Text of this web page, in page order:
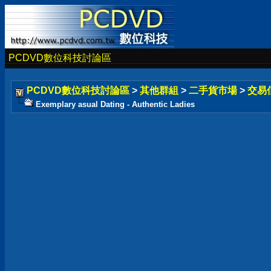
PCDVD數位科技討論區
PCDVD數位科技討論區 > 其他群組 > 二手貨市場 > 交易
Exemplary asual Dating - Authentic Ladies